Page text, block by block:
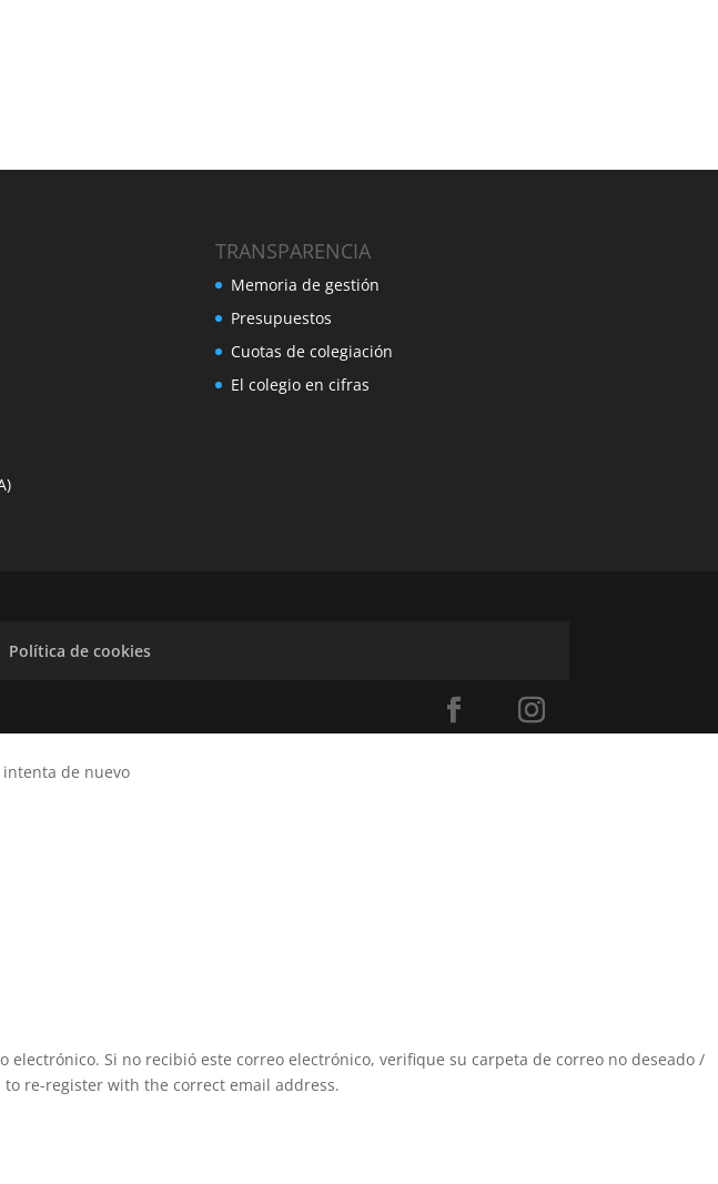
TRANSPARENCIA
Memoria de gestión
Presupuestos
Cuotas de colegiación
El colegio en cifras
Política de cookies
intenta de nuevo
Si no recibió este correo electrónico, verifique su carpeta de correo no deseado /
re-register with the correct email address.